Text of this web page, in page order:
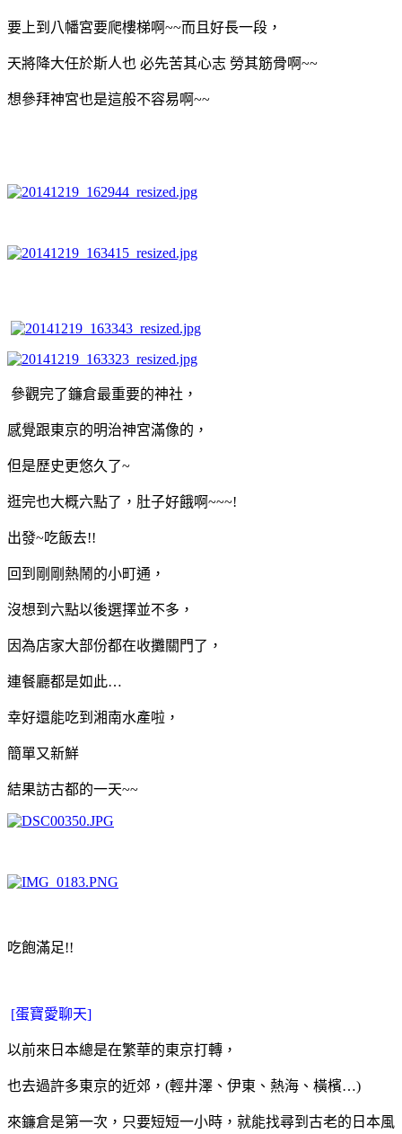
要上到八幡宮要爬樓梯啊~~而且好長一段，
天將降大任於斯人也 必先苦其心志 勞其筋骨啊~~
想參拜神宮也是這般不容易啊~~
參觀完了鐮倉最重要的神社，
感覺跟東京的明治神宮滿像的，
但是歷史更悠久了~
逛完也大概六點了，肚子好餓啊~~~!
出發~吃飯去!!
回到剛剛熱鬧的小町通，
沒想到六點以後選擇並不多，
因為店家大部份都在收攤關門了，
連餐廳都是如此…
幸好還能吃到湘南水產啦，
簡單又新鮮
結果訪古都的一天~~
吃飽滿足!!
[蛋寶愛聊天]
以前來日本總是在繁華的東京打轉，
也去過許多東京的近郊， (輕井澤、伊東、熱海、橫檳…)
來鐮倉是第一次， 只要短短一小時， 就能找尋到古老的日本風